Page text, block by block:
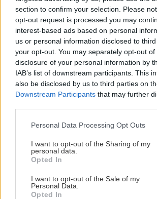
section to confirm your selection. Please
opt-out request is processed you may
interest-based ads based on personal
us or personal information disclosed to
your opt-out. You may separately opt-out
disclosure of your personal information by
IAB’s list of downstream participants. This
also be disclosed by us to third parties on
Downstream Participants that may further
Please note that this website/app uses one
not limited to your visit or usage behaviour.
grant or deny consent to Google and its
use your data for below specified purposes
consent section.
Personal Data Processing Opt Outs
I want to opt-out of the Sharing of my
personal data.
Opted In
I want to opt-out of the Sale of my
Personal Data.
Opted In
εντυπωσιασμού με δώρα και
στολισμούς.
* Μείωσε τα έξοδα. Χρησιμοποίησε
δημιουργικότητά σου και αντί
δοκίμασε τα χειροποίητα ή
Άλλωστε, τα μικρά πράγματα με
Αν οι γιορτές σε πιέζουν, είναι
θέσεις όρια και να εστιάσεις σε
πραγματικά αξία για σένα. Δώσε
την άδεια να χαρεί με τον τρόπο
και αγκάλιασε τις γιορτές με